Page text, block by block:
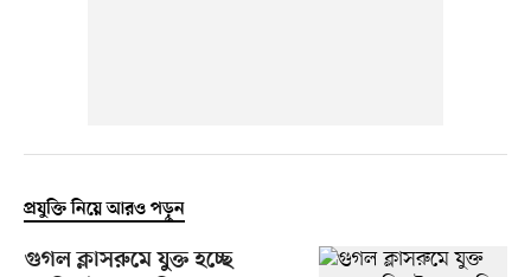
প্রযুক্তি নিয়ে আরও পড়ুন
গুগল ক্লাসরুমে যুক্ত হচ্ছে